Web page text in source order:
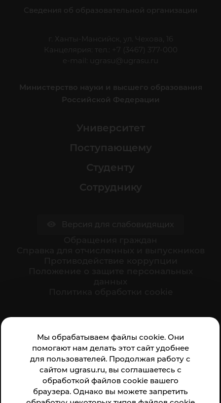
Мы обрабатываем файлы cookie. Они
помогают нам делать этот сайт удобнее
для пользователей. Продолжая работу с
сайтом ugrasu.ru, вы соглашаетесь с
обработкой файлов cookie вашего
браузера. Однако вы можете запретить
Сведения об образовательной организации
г. Ханты-Мансийск, ул. Чехова, 16
Канцелярия: тел.: +7 (3467) 377-000
e-mail:
ugrasu@ugrasu.ru
Министерство науки и высшего образования
Российской Федерации
Университет
Поступающему
Студенту
Сотруднику
организации: